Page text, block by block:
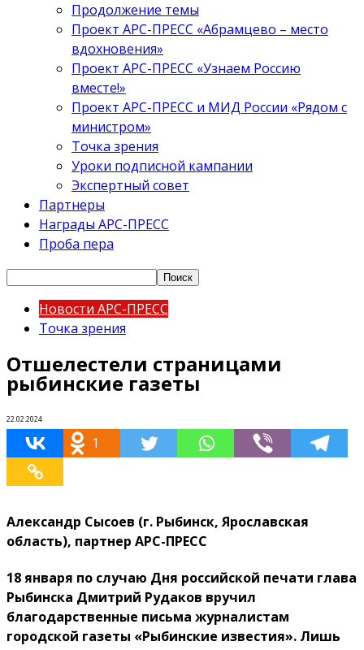
Продолжение темы
Проект АРС-ПРЕСС «Абрамцево – место
вдохновения»
Проект АРС-ПРЕСС «Узнаем Россию
вместе!»
Проект АРС-ПРЕСС и МИД России «Рядом с
министром»
Точка зрения
Уроки подписной кампании
Экспертный совет
Партнеры
Награды АРС-ПРЕСС
Проба пера
Новости АРС-ПРЕСС
Точка зрения
Отшелестели страницами
рыбинские газеты
22.02.2024
1
Александр Сысоев (г. Рыбинск, Ярославская
область), партнер АРС-ПРЕСС
18 января по случаю Дня российской печати глава
Рыбинска Дмитрий Рудаков вручил
благодарственные письма журналистам
городской газеты «Рыбинские известия». Лишь